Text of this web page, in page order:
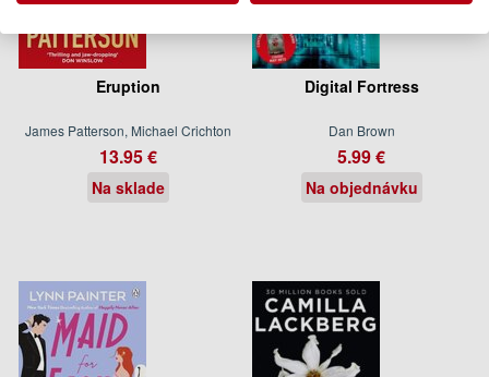
Eruption
James Patterson, Michael Crichton
13.95 €
Na sklade
Digital Fortress
Dan Brown
5.99 €
Na objednávku